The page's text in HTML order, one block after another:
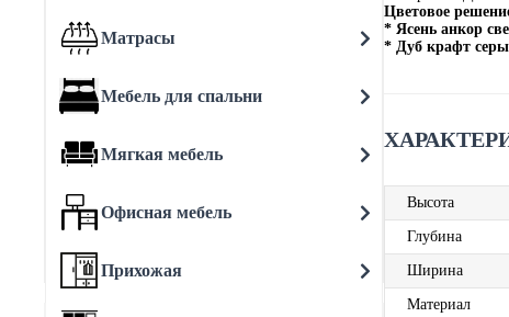
Матрасы
Мебель для спальни
Мягкая мебель
Офисная мебель
Прихожая
Цветовое
* Ясень анкор
* Дуб крафт
Высота
Глубина
Ширина
Материал